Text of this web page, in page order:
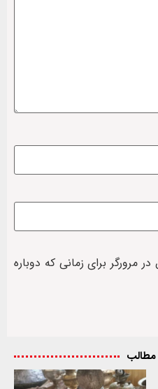
مرورگر برای زمانی که دوباره